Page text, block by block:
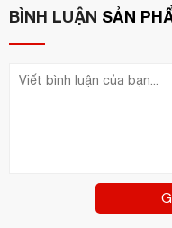
BÌNH LUẬN SẢN